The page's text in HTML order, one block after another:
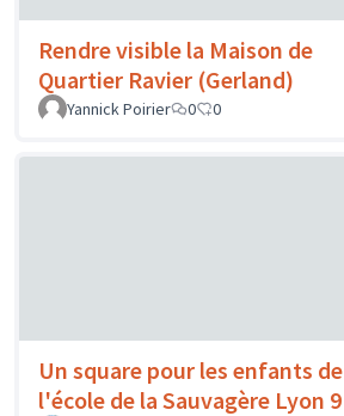
Rendre visible la Maison de
Quartier Ravier (Gerland)
Yannick Poirier
0 0
Un square pour les enfants de
l'école de la Sauvagère Lyon 9